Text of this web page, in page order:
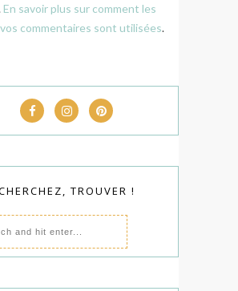
En savoir plus sur comment les
commentaires sont utilisées.
TROUVER !